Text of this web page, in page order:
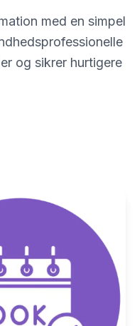
med en simpel
og sikrer hurtigere